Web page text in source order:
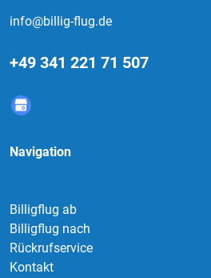
info@billig-flug.de
+49 341 221 71 507
Navigation
Billigflug ab
Billigflug nach
Rückrufservice
Kontakt